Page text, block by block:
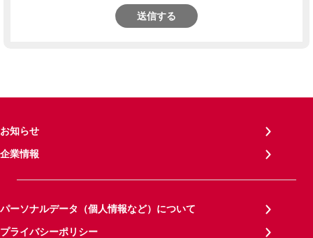
送信する
お知らせ
企業情報
パーソナルデータ（個人情報など）について
プライバシーポリシー